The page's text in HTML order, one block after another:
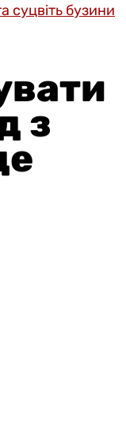
суцвіть бузини
з